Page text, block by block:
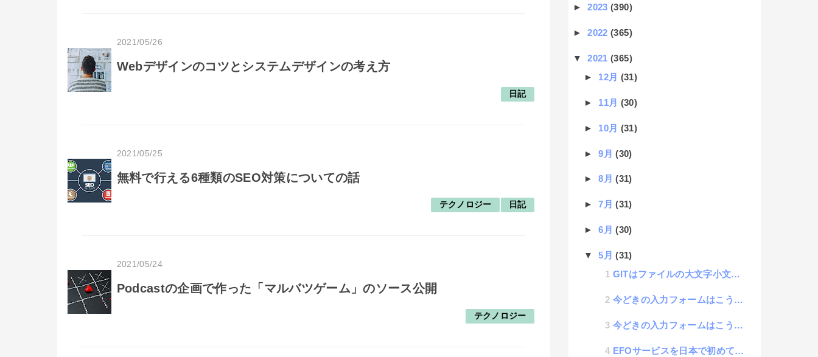
2021/05/26
Webデザインのコツとシステムデザインの考え方
日記
2021/05/25
無料で行える6種類のSEO対策についての話
テクノロジー 日記
2021/05/24
Podcastの企画で作った「マルバツゲーム」のソース公開
テクノロジー
►2023(390)
►2022(365)
▼2021(365)
► 12月 (31)
► 11月 (30)
► 10月 (31)
►9月(30)
►8月(31)
►7月(31)
►6月(30)
▼5月(31)
GITはファイルの大文字小文字をデフォルトで判断しないから起きるトラブル
今どきの入力フォームはこう書け！「datalist編」
今どきの入力フォームはこう書け！「select編」
EFOサービスを日本で初めて始めた会社でCTOをしていた、弓削田です。 その当時はEFOという...